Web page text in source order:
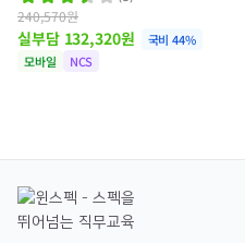
240,570원
실부담 132,320원 국비 44%
모바일
NCS